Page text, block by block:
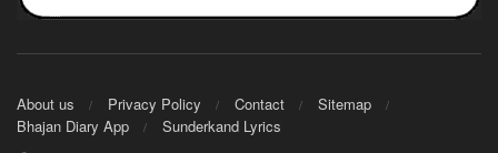
About us Privacy Policy Contact
Sitemap
Bhajan Diary App
Sunderkand Lyrics